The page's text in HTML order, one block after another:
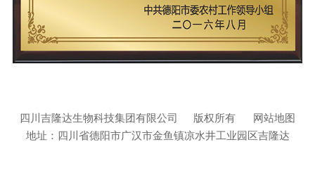
四川吉隆达生物科技集团有限公司 版权所有
网站地图
地址：四川省德阳市广汉市金鱼镇凉水井工业园区吉隆达